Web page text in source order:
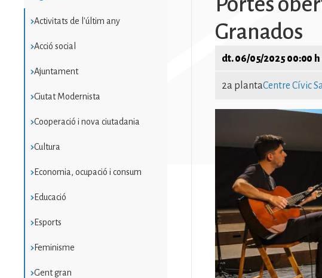
Activitats de l'últim any
Acció social
Ajuntament
Ciutat Modernista
Cooperació i nova ciutadania
Cultura
Economia, ocupació i consum
Educació
Esports
Feminisme
Gent gran
Granados
dt. 06/05/2025 00:00 h
2a plantaCentre Cívic